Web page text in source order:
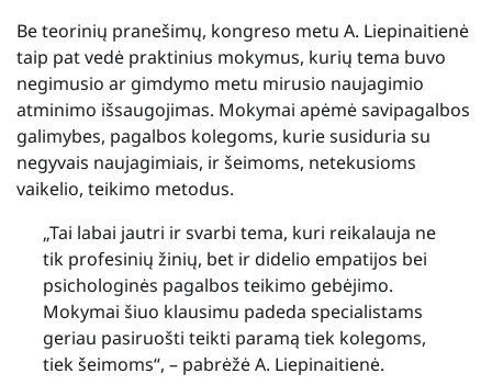
Be teorinių pranešimų, kongreso metu A. Liepinaitienė
taip pat vedė praktinius mokymus, kurių tema buvo
negimusio ar gimdymo metu mirusio naujagimio
atminimo išsaugojimas. Mokymai apėmė savipagalbos
galimybes, pagalbos kolegoms, kurie susiduria su
negyvais naujagimiais, ir šeimoms, netekusioms
vaikelio, teikimo metodus.
„Tai labai jautri ir svarbi tema, kuri reikalauja ne
tik profesinių žinių, bet ir didelio empatijos bei
psichologinės pagalbos teikimo gebėjimo.
Mokymai šiuo klausimu padeda specialistams
geriau pasiruošti teikti paramą tiek kolegoms,
tiek šeimoms“, – pabrėžė A. Liepinaitienė.